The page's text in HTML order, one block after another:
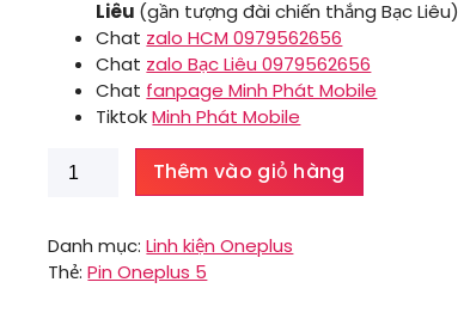
Liêu (gần tượng đài chiến thắng Bạc Liêu)
Chat zalo HCM 0979562656
Chat zalo Bạc Liêu 0979562656
Chat fanpage Minh Phát Mobile
TiktokMinh Phát Mobile
Pin
Oneplus
số
lượng
Thêm vào giỏ hàng
Danh mục:Linh kiện Oneplus
Thẻ:Pin Oneplus 5